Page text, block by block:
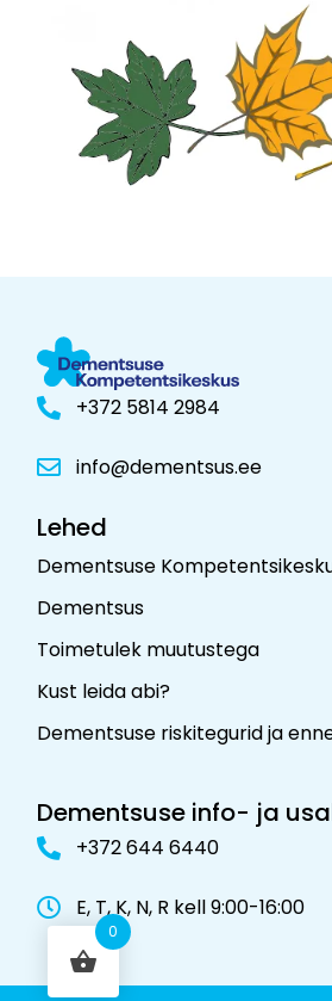
+372 5814 2984
info@dementsus.ee
Lehed
Dementsuse
Dementsus
Toimetulek muutustega
Kust leida abi?
Dementsuse riskitegurid ja
Dementsuse info- ja
+372 644 6440
E, T, K, N, R kell 9:00-16:00
0